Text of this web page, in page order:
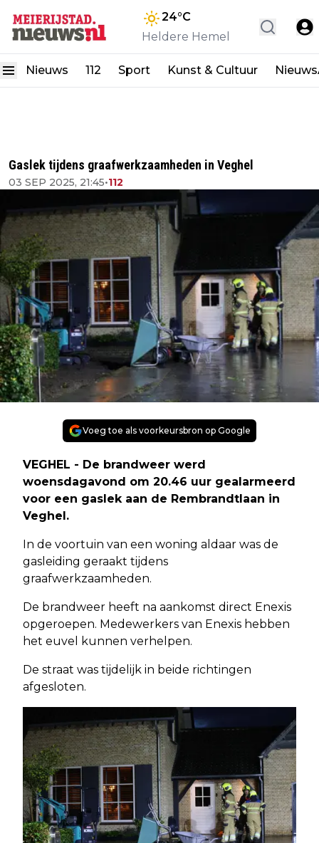
24°C
Heldere Hemel
Nieuws 112 Sport Kunst & Cultuur
Gaslek tijdens graafwerkzaamheden in Veghel
03 SEP 2025, 21:45•112
Voeg toe als voorkeursbron op Google
VEGHEL - De brandweer werd
woensdagavond om 20.46 uur gealarmeerd
voor een gaslek aan de Rembrandtlaan in
Veghel.
In de voortuin van een woning aldaar was de
gasleiding geraakt tijdens
graafwerkzaamheden.
De brandweer heeft na aankomst direct Enexis
opgeroepen. Medewerkers van Enexis hebben
het euvel kunnen verhelpen.
De straat was tijdelijk in beide richtingen
afgesloten.